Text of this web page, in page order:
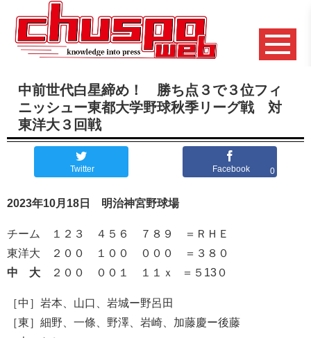
中前世代白星締め！ 勝ち点３で３位フィ
ニッシュー東都大学野球秋季リーグ戦 対
東洋大３回戦
Twitter Facebook 0
2023年10月18日 明治神宮野球場
チーム １２３ ４５６ ７８９ ＝ＲＨＥ
東洋大 ２００ １００ ０００ ＝３８０
中 大 ２００ ００１ １１ｘ ＝５13０
［中］岩本、山口、岩城ー野呂田
［東］細野、一條、野澤、岩崎、加藤慶ー後藤